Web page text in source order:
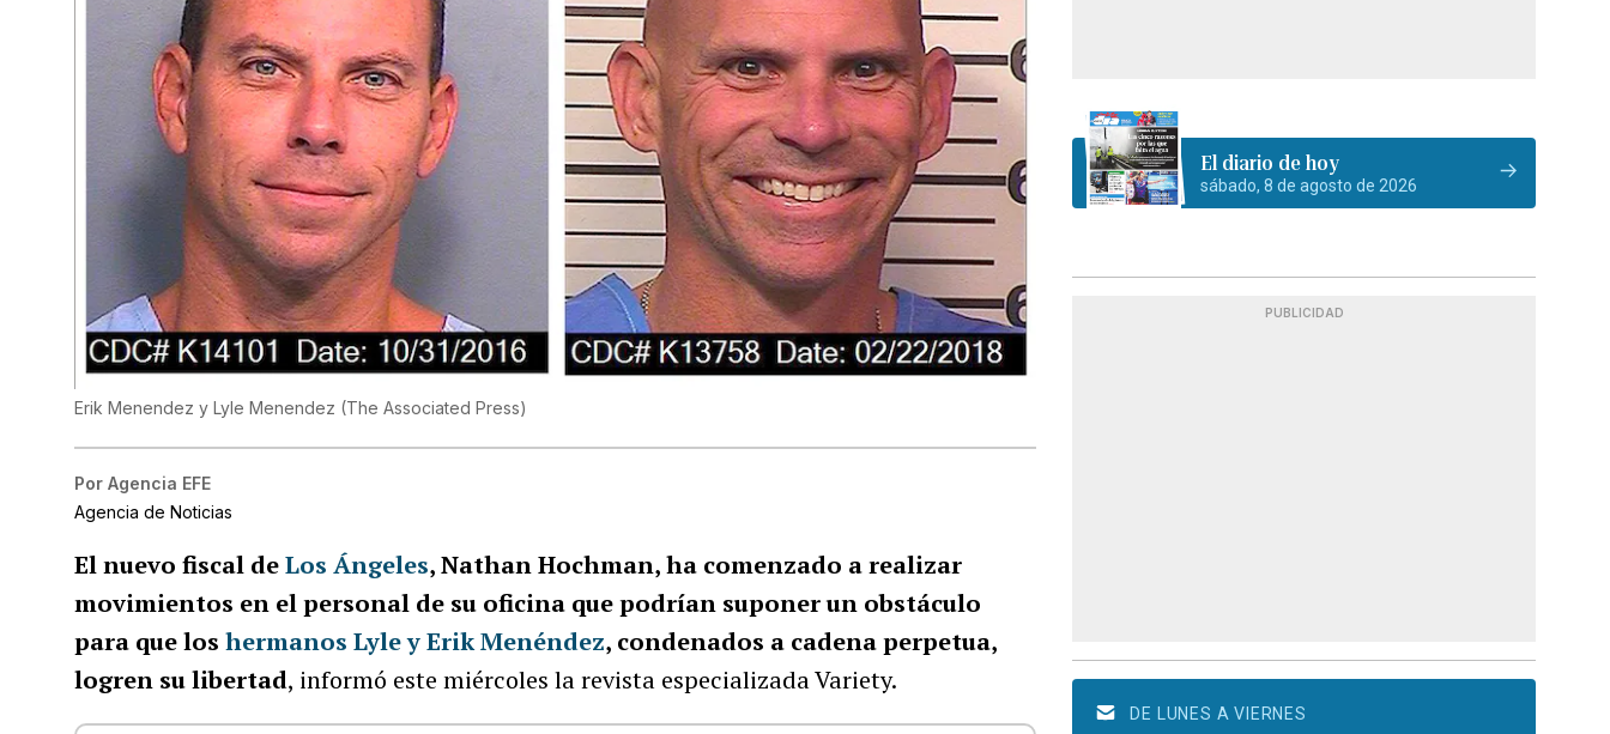
Erik Menendez y Lyle Menendez (The Associated Press)
Por Agencia EFE
Agencia de Noticias
El nuevo fiscal deLos Ángeles, Nathan Hochman, ha comenzado a realizar
movimientos en el personal de su oficina que podrían suponer un obstáculo
para que loshermanos Lyle y Erik Menéndez, condenados a cadena perpetua,
logren su libertad, informó este miércoles la revista especializada Variety.
El diario de hoy
sábado, 8 de agosto de 2026
PUBLICIDAD
DE LUNES A VIERNES